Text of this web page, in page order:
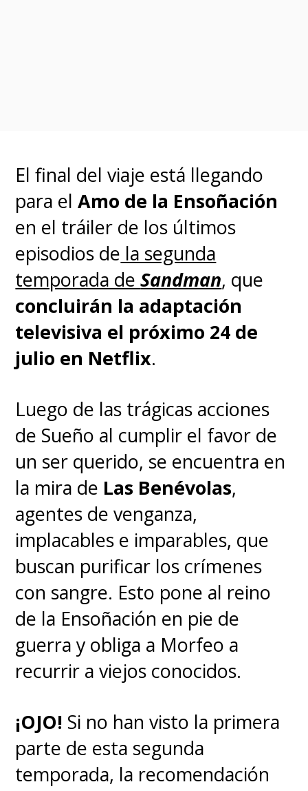
El final del viaje está llegando
para el Amo de la Ensoñación
en el tráiler de los últimos
episodios de la segunda
temporada deSandman, que
concluirán la adaptación
televisiva el próximo 24 de
julio en Netflix.
Luego de las trágicas acciones
de Sueño al cumplir el favor de
un ser querido, se encuentra en
la mira de Las Benévolas,
agentes de venganza,
implacables e imparables, que
buscan purificar los crímenes
con sangre. Esto pone al reino
de la Ensoñación en pie de
guerra y obliga a Morfeo a
recurrir a viejos conocidos.
¡OJO! Si no han visto la primera
parte de esta segunda
temporada, la recomendación